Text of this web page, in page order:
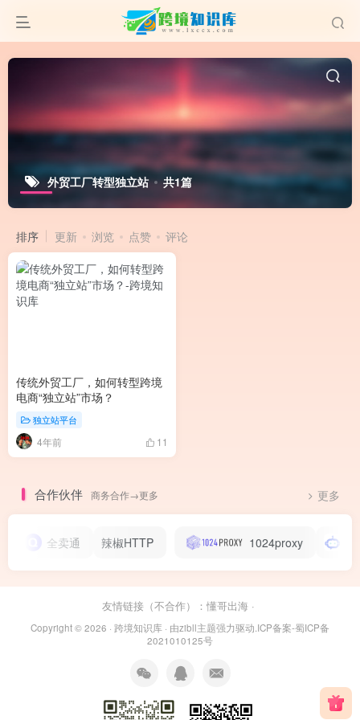
外贸工厂转型独立站 共1篇
排序 更新 浏览 点赞 评论
传统外贸工厂，如何转型跨境
电商“独立站”市场？
独立站平台
4年前 11
合作伙伴 商务合作→更多 更多
全卖通 辣椒HTTP 1024proxy
友情链接（不合作）： 懂哥出海 ·
Copyright © 2026 · 跨境知识库 · 由zibll主题强力驱动.ICP备案-蜀ICP备
2021010125号